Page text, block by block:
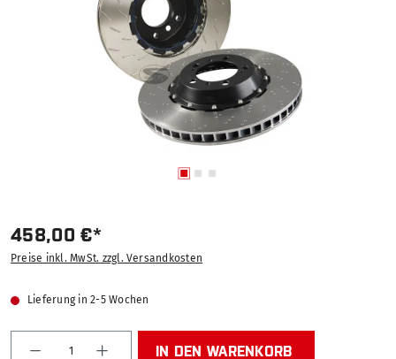
458,00 €*
Preise inkl. MwSt. zzgl. Versandkosten
Lieferung in 2-5 Wochen
Produkt Anzahl: Gib den gewünschten Wert ein
IN DEN WARENKORB